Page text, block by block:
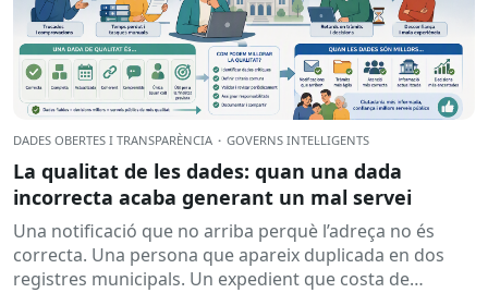
DADES OBERTES I TRANSPARÈNCIA · GOVERNS INTEL·LIGENTS
La qualitat de les dades: quan una dada
incorrecta acaba generant un mal servei
Una notificació que no arriba perquè l’adreça no és
correcta. Una persona que apareix duplicada en dos
registres municipals. Un expedient que costa de